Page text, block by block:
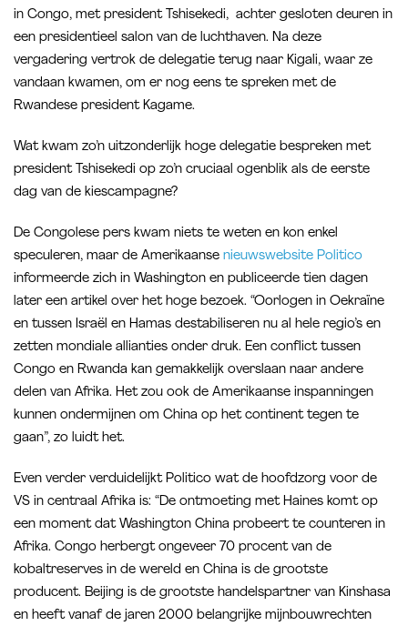
in Congo, met president Tshisekedi, achter gesloten deuren in
een presidentieel salon van de luchthaven. Na deze
vergadering vertrok de delegatie terug naar Kigali, waar ze
vandaan kwamen, om er nog eens te spreken met de
Rwandese president Kagame.
Wat kwam zo’n uitzonderlijk hoge delegatie bespreken met
president Tshisekedi op zo’n cruciaal ogenblik als de eerste
dag van de kiescampagne?
De Congolese pers kwam niets te weten en kon enkel
speculeren, maar de Amerikaanse nieuwswebsite Politico
informeerde zich in Washington en publiceerde tien dagen
later een artikel over het hoge bezoek. “Oorlogen in Oekraïne
en tussen Israël en Hamas destabiliseren nu al hele regio’s en
zetten mondiale allianties onder druk. Een conflict tussen
Congo en Rwanda kan gemakkelijk overslaan naar andere
delen van Afrika. Het zou ook de Amerikaanse inspanningen
kunnen ondermijnen om China op het continent tegen te
gaan”, zo luidt het.
Even verder verduidelijkt Politico wat de hoofdzorg voor de
VS in centraal Afrika is: “De ontmoeting met Haines komt op
een moment dat Washington China probeert te counteren in
Afrika. Congo herbergt ongeveer 70 procent van de
kobaltreserves in de wereld en China is de grootste
producent. Beijing is de grootste handelspartner van Kinshasa
en heeft vanaf de jaren 2000 belangrijke mijnbouwrechten